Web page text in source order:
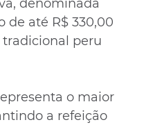
denominada
de até R$ 330,00
peru
o maior
a refeição